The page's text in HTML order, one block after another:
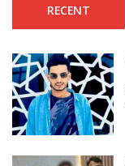
RECENT